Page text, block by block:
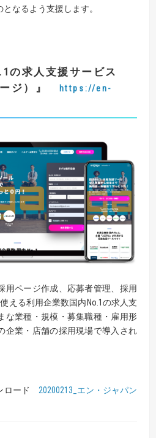
なるよう支援します。
の求人支援サービス
ージ）』
https://en-
用ページ作成、応募者管理、採用
える利用企業数国内No.1の求人支
な業種・規模・募集職種・雇用形
企業・店舗の採用現場で導入され
ロード 20200213_エン・ジャパン